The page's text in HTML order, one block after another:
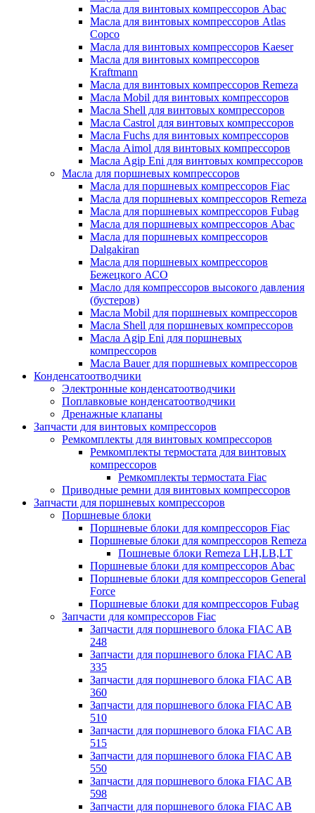
Масла для винтовых компрессоров Abac
Масла для винтовых компрессоров Atlas
Copco
Масла для винтовых компрессоров Kaeser
Масла для винтовых компрессоров
Kraftmann
Масла для винтовых компрессоров Remeza
Масла Mobil для винтовых компрессоров
Масла Shell для винтовых компрессоров
Масла Castrol для винтовых компрессоров
Масла Fuchs для винтовых компрессоров
Масла Aimol для винтовых компрессоров
Масла Agip Eni для винтовых компрессоров
Масла для поршневых компрессоров
Масла для поршневых компрессоров Fiac
Масла для поршневых компрессоров Remeza
Масла для поршневых компрессоров Fubag
Масла для поршневых компрессоров Abac
Масла для поршневых компрессоров
Dalgakiran
Масла для поршневых компрессоров
Бежецкого АСО
Масло для компрессоров высокого давления
(бустеров)
Масла Mobil для поршневых компрессоров
Масла Shell для поршневых компрессоров
Масла Agip Eni для поршневых
компрессоров
Масла Bauer для поршневых компрессоров
Конденсатоотводчики
Электронные конденсатоотводчики
Поплавковые конденсатоотводчики
Дренажные клапаны
Запчасти для винтовых компрессоров
Ремкомплекты для винтовых компрессоров
Ремкомплекты термостата для винтовых
компрессоров
Ремкомплекты термостата Fiac
Приводные ремни для винтовых компрессоров
Запчасти для поршневых компрессоров
Поршневые блоки
Поршневые блоки для компрессоров Fiac
Поршневые блоки для компрессоров Remeza
Пошневые блоки Remeza LH,LB,LT
Поршневые блоки для компрессоров Abac
Поршневые блоки для компрессоров General
Force
Поршневые блоки для компрессоров Fubag
Запчасти для компрессоров Fiac
Запчасти для поршневого блока FIAC AB
248
Запчасти для поршневого блока FIAC AB
335
Запчасти для поршневого блока FIAC AB
360
Запчасти для поршневого блока FIAC AB
510
Запчасти для поршневого блока FIAC AB
515
Запчасти для поршневого блока FIAC AB
550
Запчасти для поршневого блока FIAC AB
598
Запчасти для поршневого блока FIAC AB